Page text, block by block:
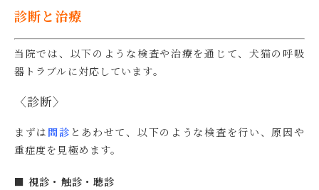
診断と治療
当院では、以下のような検査や治療を通じて、犬猫の呼吸
器トラブルに対応しています。
〈診断〉
まずは 問診 とあわせて、以下のような検査を行い、原因や
重症度を見極めます。
■ 視診・触診・聴診